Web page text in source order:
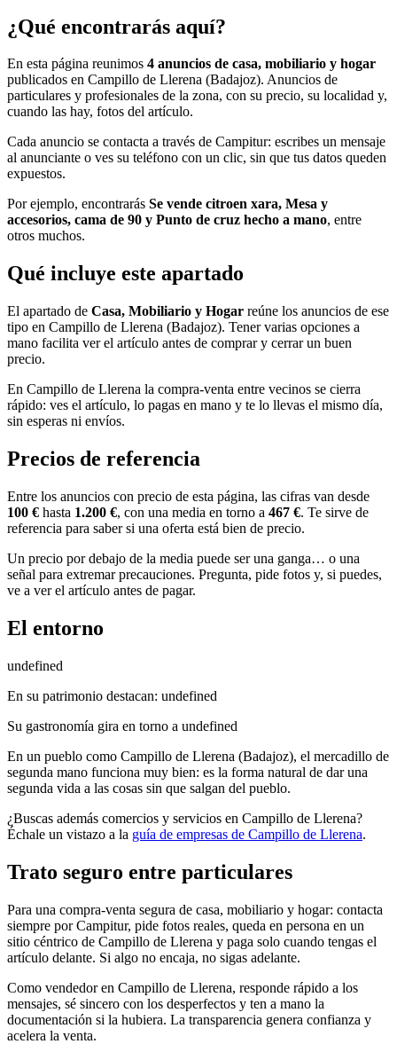
¿Qué encontrarás aquí?
En esta página reunimos 4 anuncios de casa, mobiliario y hogar
publicados en Campillo de Llerena (Badajoz). Anuncios de
particulares y profesionales de la zona, con su precio, su localidad y,
cuando las hay, fotos del artículo.
Cada anuncio se contacta a través de Campitur: escribes un mensaje
al anunciante o ves su teléfono con un clic, sin que tus datos queden
expuestos.
Por ejemplo, encontrarás Se vende citroen xara, Mesa y
accesorios, cama de 90 y Punto de cruz hecho a mano, entre
otros muchos.
Qué incluye este apartado
El apartado de Casa, Mobiliario y Hogar reúne los anuncios de ese
tipo en Campillo de Llerena (Badajoz). Tener varias opciones a
mano facilita ver el artículo antes de comprar y cerrar un buen
precio.
En Campillo de Llerena la compra-venta entre vecinos se cierra
rápido: ves el artículo, lo pagas en mano y te lo llevas el mismo día,
sin esperas ni envíos.
Precios de referencia
Entre los anuncios con precio de esta página, las cifras van desde
100 € hasta 1.200 €, con una media en torno a 467 €. Te sirve de
referencia para saber si una oferta está bien de precio.
Un precio por debajo de la media puede ser una ganga… o una
señal para extremar precauciones. Pregunta, pide fotos y, si puedes,
ve a ver el artículo antes de pagar.
El entorno
undefined
En su patrimonio destacan: undefined
Su gastronomía gira en torno a undefined
En un pueblo como Campillo de Llerena (Badajoz), el mercadillo de
segunda mano funciona muy bien: es la forma natural de dar una
segunda vida a las cosas sin que salgan del pueblo.
¿Buscas además comercios y servicios en Campillo de Llerena?
Échale un vistazo a la guía de empresas de Campillo de Llerena.
Trato seguro entre particulares
Para una compra-venta segura de casa, mobiliario y hogar: contacta
siempre por Campitur, pide fotos reales, queda en persona en un
sitio céntrico de Campillo de Llerena y paga solo cuando tengas el
artículo delante. Si algo no encaja, no sigas adelante.
Como vendedor en Campillo de Llerena, responde rápido a los
mensajes, sé sincero con los desperfectos y ten a mano la
documentación si la hubiera. La transparencia genera confianza y
acelera la venta.